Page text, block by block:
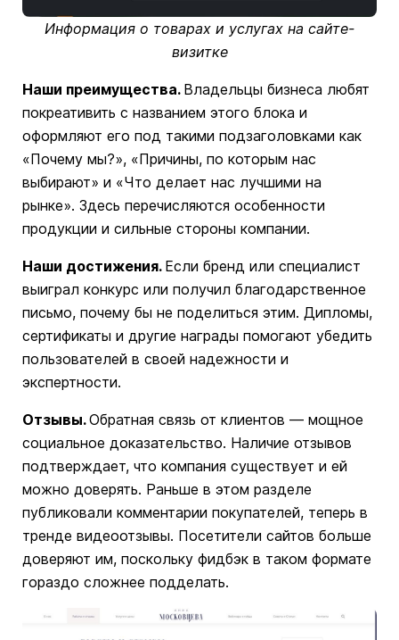
Информация о товарах и услугах на сайте-
визитке
Наши преимущества. Владельцы бизнеса любят
покреативить с названием этого блока и
оформляют его под такими подзаголовками как
«Почему мы?», «Причины, по которым нас
выбирают» и «Что делает нас лучшими на
рынке». Здесь перечисляются особенности
продукции и сильные стороны компании.
Наши достижения. Если бренд или специалист
выиграл конкурс или получил благодарственное
письмо, почему бы не поделиться этим. Дипломы,
сертификаты и другие награды помогают убедить
пользователей в своей надежности и
экспертности.
Отзывы.Обратная связь от клиентов — мощное
социальное доказательство. Наличие отзывов
подтверждает, что компания существует и ей
можно доверять. Раньше в этом разделе
публиковали комментарии покупателей, теперь в
тренде видеоотзывы. Посетители сайтов больше
доверяют им, поскольку фидбэк в таком формате
гораздо сложнее подделать.